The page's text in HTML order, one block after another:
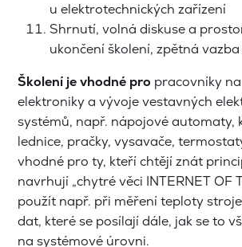
u elektrotechnických zařízení
Shrnutí, volná diskuse a
ukončení školení, zpětná vazba
Školení je vhodné pro pracovníky
elektroniky a vývoje vestavných
systémů, např. nápojové automaty,
lednice, pračky, vysavače,
vhodné pro ty, kteří chtějí znát
navrhují „chytré věci INTERNET OF
použít např. při měření teploty
dat, které se posílají dále, jak se to
na systémové úrovni.